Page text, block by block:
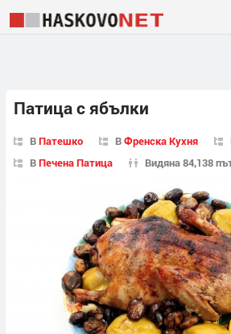
Патица с ябълки
ВПатешко ВФренска Кухня
ВПечена Патица Видяна 84,138